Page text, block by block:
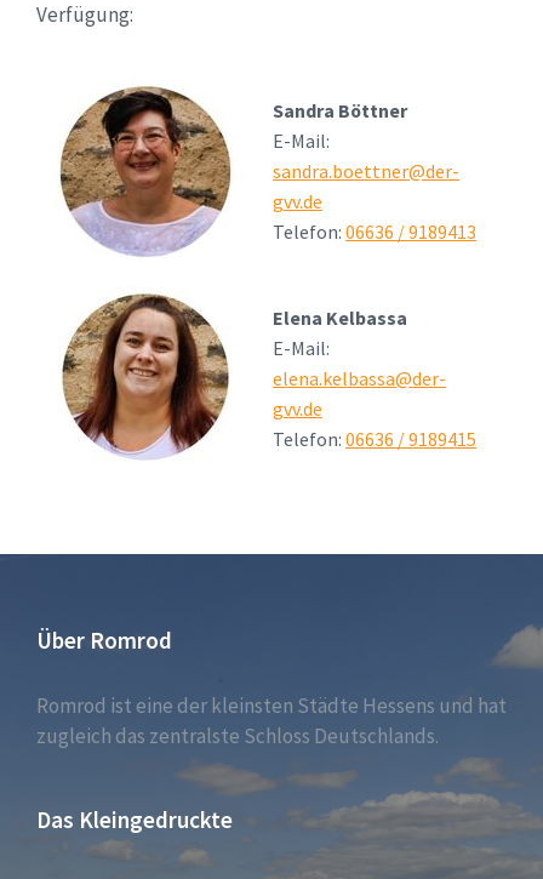
Verfügung:
Sandra Böttner
E-Mail:
sandra.boettner@der-
gvv.de
Telefon: 06636 / 9189413
Elena Kelbassa
E-Mail:
elena.kelbassa@der-
gvv.de
Telefon: 06636 / 9189415
Über Romrod
Romrod ist eine der kleinsten Städte Hessens und hat
zugleich das zentralste Schloss Deutschlands.
Das Kleingedruckte